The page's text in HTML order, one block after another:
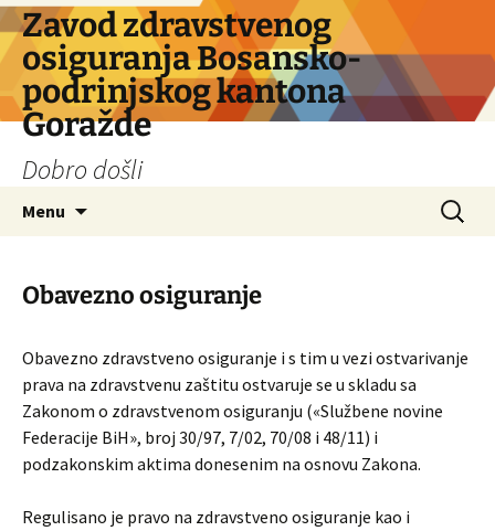
Skip
to
content
Zavod zdravstvenog
osiguranja Bosansko-
podrinjskog kantona
Goražde
Dobro došli
Menu
Search
for:
Obavezno osiguranje
Obavezno zdravstveno osiguranje i s tim u vezi ostvarivanje
prava na zdravstvenu zaštitu ostvaruje se u skladu sa
Zakonom o zdravstvenom osiguranju («Službene novine
Federacije BiH», broj 30/97, 7/02, 70/08 i 48/11) i
podzakonskim aktima donesenim na osnovu Zakona.
Regulisano je pravo na zdravstveno osiguranje kao i